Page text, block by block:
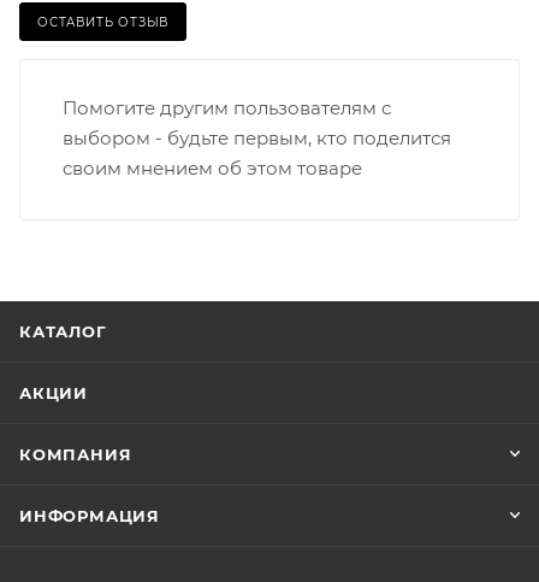
ОСТАВИТЬ ОТЗЫВ
Помогите другим пользователям с
выбором - будьте первым, кто поделится
своим мнением об этом товаре
КАТАЛОГ
АКЦИИ
КОМПАНИЯ
ИНФОРМАЦИЯ